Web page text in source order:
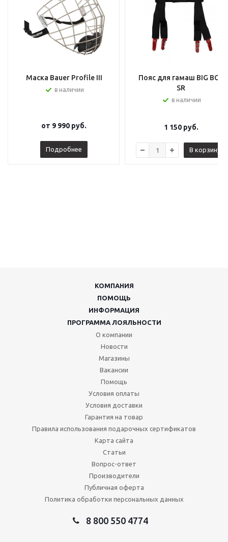
Маска Bauer Profile III
в наличии
от 9 990 руб.
Подробнее
Пояс для гамаш BIG BOY
SR
в наличии
1 150руб.
В корзину
КОМПАНИЯ
ПОМОЩЬ
ИНФОРМАЦИЯ
ПРОГРАММА ЛОЯЛЬНОСТИ
О компании
Новости
Магазины
Вакансии
Помощь
Условия оплаты
Условия доставки
Гарантия на товар
Правила использования подарочных сертификатов
Карта сайта
Статьи
Вопрос-ответ
Производители
Публичная оферта
Политика обработки персональных данных
8 800 550 4774